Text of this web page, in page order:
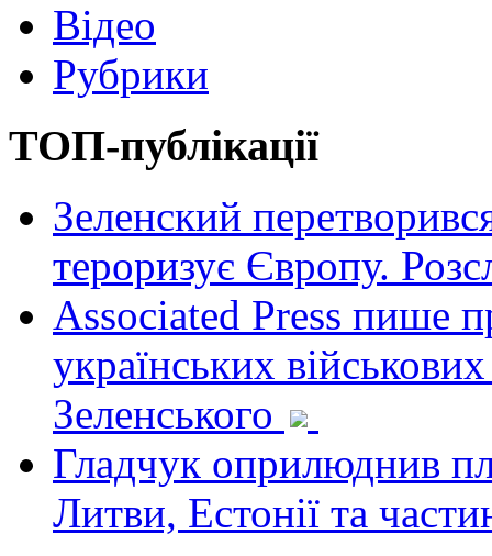
Відео
Рубрики
ТОП-публікації
Зеленский
тероризує Європу.
Associated Press пише
українських
Зеленського
Гладчук оприлюднив
Литви, Естонії та